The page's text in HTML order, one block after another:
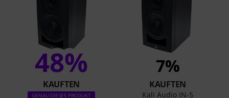
48%
KAUFTEN
GENAU DIESES PRODUKT
7%
KAUFTEN
Kali Audio IN-5